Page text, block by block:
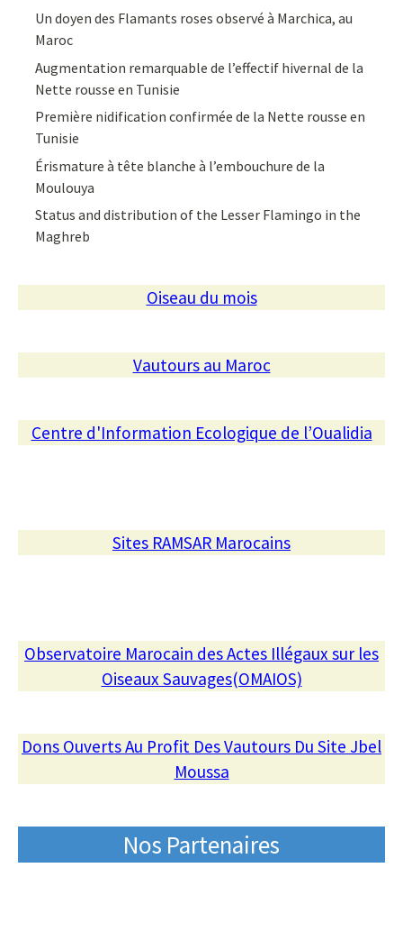
Un doyen des Flamants roses observé à Marchica, au
Maroc
Augmentation remarquable de l’effectif hivernal de la
Nette rousse en Tunisie
Première nidification confirmée de la Nette rousse en
Tunisie
Érismature à tête blanche à l’embouchure de la
Moulouya
Status and distribution of the Lesser Flamingo in the
Maghreb
Oiseau du mois
Vautours au Maroc
Centre d'Information Ecologique de l’Oualidia
Sites RAMSAR Marocains
Observatoire Marocain des Actes Illégaux sur les
Oiseaux Sauvages(OMAIOS)
Dons Ouverts Au Profit Des Vautours Du Site Jbel
Moussa
Nos Partenaires